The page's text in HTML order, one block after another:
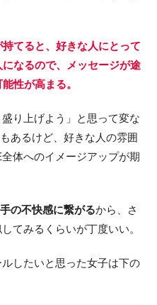
てると、好きな人にとって
なるので、メッセージが途
性が高まる。
り上げよう」と思って変な
あるけど、好きな人の雰囲
体へのイメージアップが期
の不快感に繋がるから、さ
てみるくらいが丁度いい。
したいと思った女子は下の